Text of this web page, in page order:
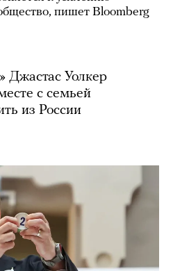
пишет Bloomberg
Джастас Уолкер
с семьей
из России